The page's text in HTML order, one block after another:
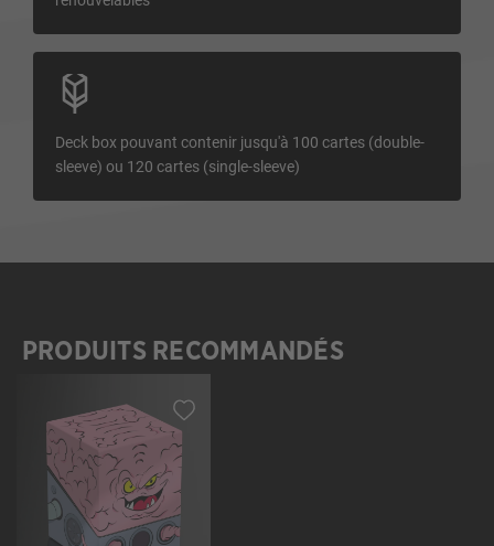
Deck box pouvant contenir jusqu'à 100 cartes (double-
sleeve) ou 120 cartes (single-sleeve)
Ignorer la galerie de produits
PRODUITS RECOMMANDÉS